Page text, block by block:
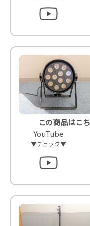
この商品はこ
YouTube
▼チェック▼